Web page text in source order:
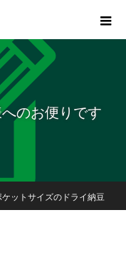
のお便りです
ットサイズのドライ納豆